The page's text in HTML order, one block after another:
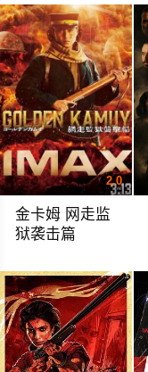
2.0
金卡姆 网走监
狱袭击篇